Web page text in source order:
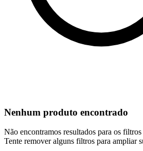
Nenhum produto encontrado
Não encontramos resultados para os
Tente remover alguns filtros para ampliar